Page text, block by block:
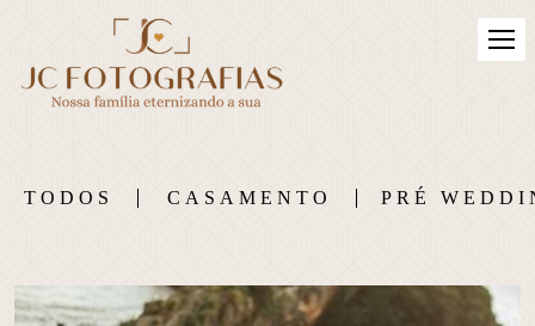
TODOS CASAMENTO PRÉ